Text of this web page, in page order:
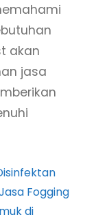
akan
jasa
Fogging
di